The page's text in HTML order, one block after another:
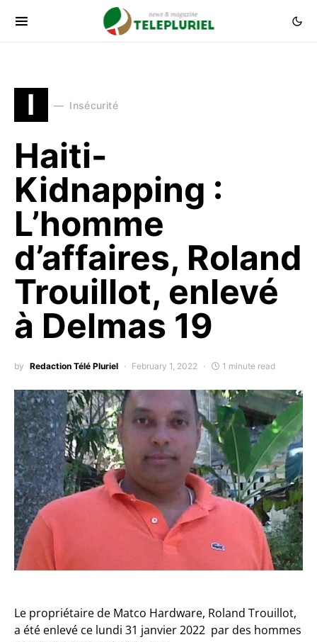
I Insécurité
Haiti-
Kidnapping :
L’homme
d’affaires, Roland
Trouillot, enlevé
à Delmas 19
by Redaction Télé Pluriel February 1, 2022 1 minute read
Le propriétaire de Matco Hardware, Roland Trouillot,
a été enlevé ce lundi 31 janvier 2022 par des hommes